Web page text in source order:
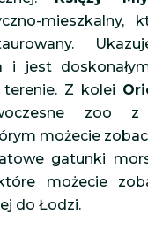
mieszkalny,
i jest
Z kolei
zoo z
możecie
gatunki
możecie
do Łodzi.